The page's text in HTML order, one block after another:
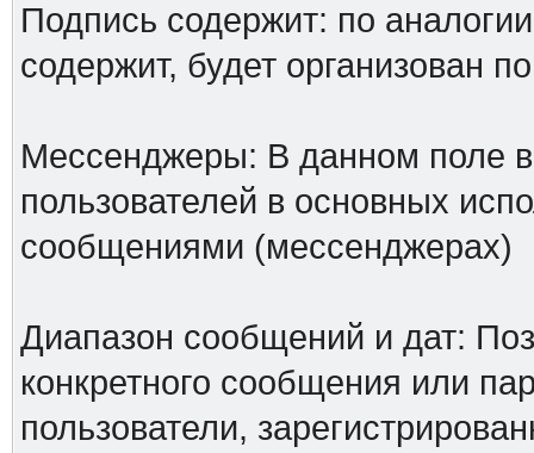
Подпись содержит: по
содержит, будет организован
Мессенджеры: В данном поле
пользователей в основных
сообщениями (мессенджерах)
Диапазон сообщений и дат:
конкретного сообщения или
пользователи,